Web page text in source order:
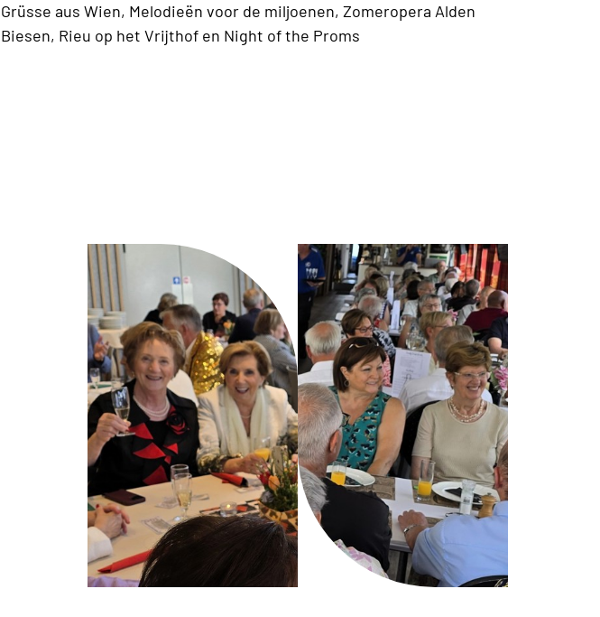
Grüsse aus Wien, Melodieën voor de miljoenen, Zomeropera Alden
Biesen, Rieu op het Vrijthof en Night of the Proms